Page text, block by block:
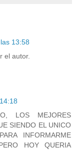
13:58
el autor.
LOS MEJORES
SIENDO EL UNICO
INFORMARME
HOY QUERIA